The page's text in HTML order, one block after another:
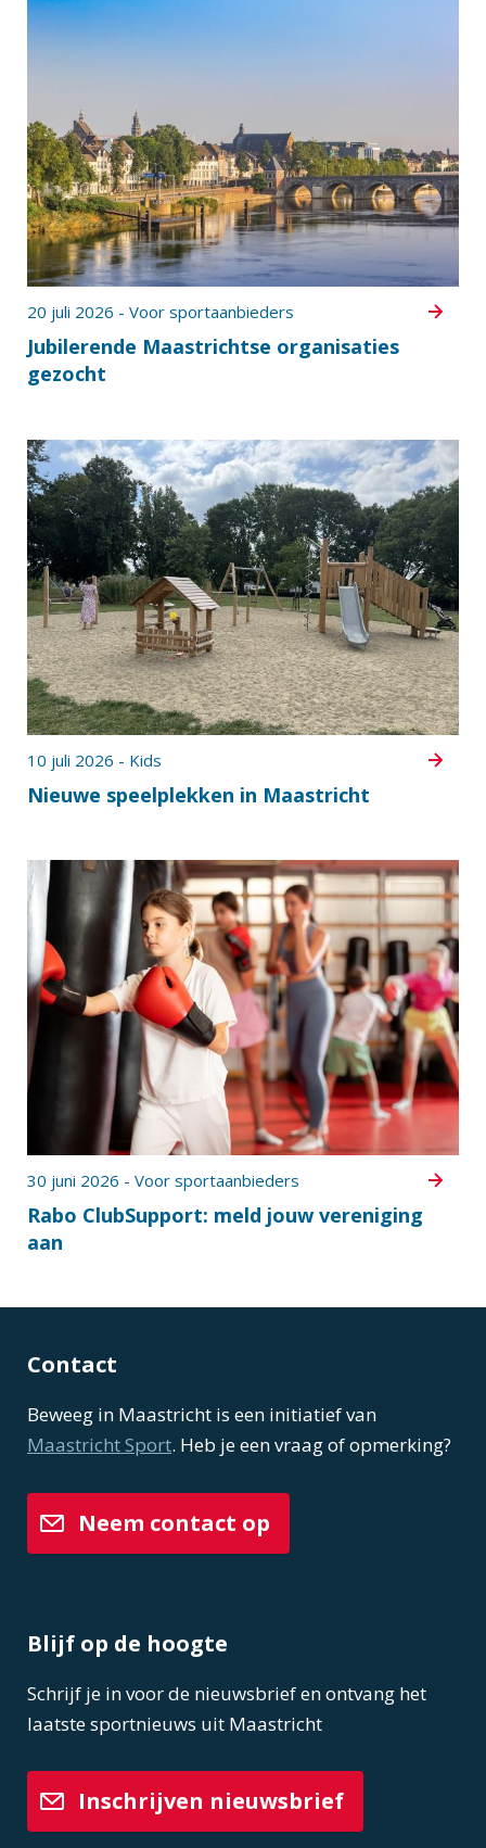
Jubilerende Maastrichtse organisaties
gezocht
20 juli 2026 - Voor sportaanbieders
Nieuwe speelplekken in Maastricht
10 juli 2026 - Kids
Rabo ClubSupport: meld jouw vereniging
aan
30 juni 2026 - Voor sportaanbieders
Contact
Beweeg in Maastricht is een initiatief van
Maastricht Sport. Heb je een vraag of opmerking?
Neem contact op
Blijf op de hoogte
Schrijf je in voor de nieuwsbrief en ontvang het
laatste sportnieuws uit Maastricht
Inschrijven nieuwsbrief